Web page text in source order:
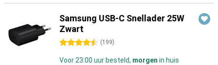
Samsung USB-C Snellader 25W
Zwart
4.5 sterren (199)
Voor 23:00 uur besteld, morgen in huis